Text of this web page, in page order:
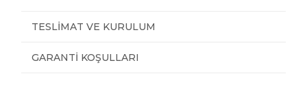
TESLIMAT VE KURULUM
GARANTI KOŞULLARI